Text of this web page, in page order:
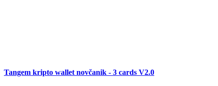
Tangem kripto wallet novčanik - 3 cards V2.0